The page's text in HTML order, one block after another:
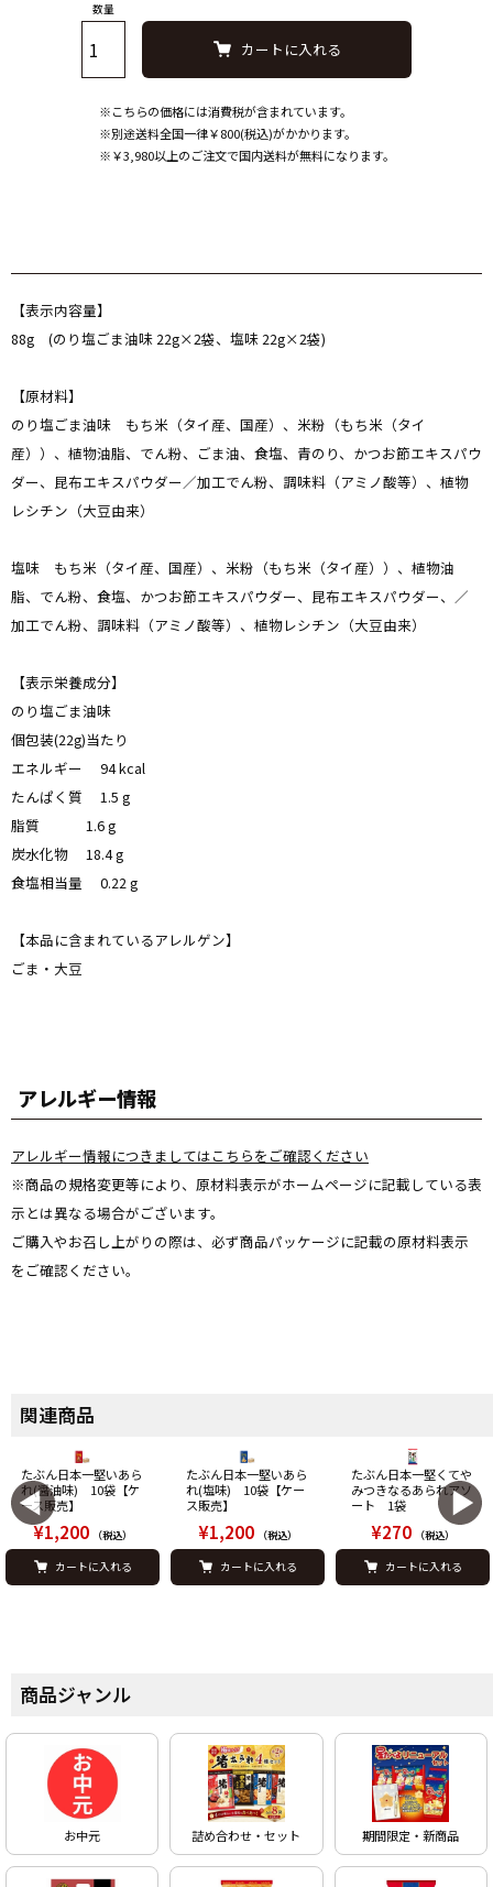
【表示内容量】
88g (のり塩ごま油味 22g×2袋、塩味 22g×2袋)
【原材料】
のり塩ごま油味 もち米（タイ産、国産）、米粉（もち米（タイ
産））、植物油脂、でん粉、ごま油、食塩、青のり、かつお節エキスパウ
ダー、昆布エキスパウダー／加工でん粉、調味料（アミノ酸等）、植物
レシチン（大豆由来）
塩味 もち米（タイ産、国産）、米粉（もち米（タイ産））、植物油
脂、でん粉、食塩、かつお節エキスパウダー、昆布エキスパウダー、／
加工でん粉、調味料（アミノ酸等）、植物レシチン（大豆由来）
【表示栄養成分】
のり塩ごま油味
個包装(22g)当たり
エネルギー 94 kcal
たんぱく質 1.5 g
脂質 1.6 g
炭水化物 18.4 g
食塩相当量 0.22 g
【本品に含まれているアレルゲン】
ごま・大豆
アレルギー情報
アレルギー情報につきましてはこちらをご確認ください
※商品の規格変更等により、原材料表示がホームページに記載している表
示とは異なる場合がございます。
ご購入やお召し上がりの際は、必ず商品パッケージに記載の原材料表示
をご確認ください。
数量
カートに入れる
※こちらの価格には消費税が含まれています。
※別途送料全国一律￥800(税込)がかかります。
※￥3,980以上のご注文で国内送料が無料になります。
関連商品
たぶん日本一堅いあら
れ(醤油味) 10袋【ケ
ース販売】
¥1,200 （税込）
カートに入れる
たぶん日本一堅いあら
れ(塩味) 10袋【ケー
ス販売】
¥1,200 （税込）
カートに入れる
たぶん日本一堅くてや
みつきなるあられアソ
ート 1袋
¥270 （税込）
カートに入れる
商品ジャンル
お中元 詰め合わせ・セット 期間限定・新商品